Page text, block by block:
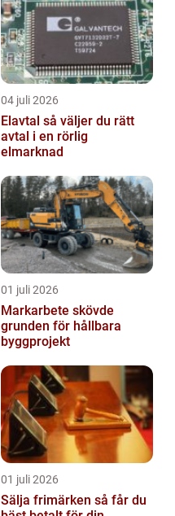
04 juli 2026
Elavtal så väljer du rätt
avtal i en rörlig
elmarknad
01 juli 2026
Markarbete skövde
grunden för hållbara
byggprojekt
01 juli 2026
Sälja frimärken så får du